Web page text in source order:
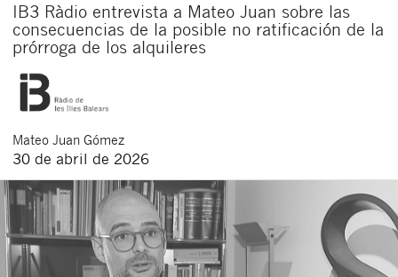
IB3 Ràdio entrevista a Mateo Juan sobre las
consecuencias de la posible no ratificación de la
prórroga de los alquileres
Mateo Juan Gómez
30 de abril de 2026